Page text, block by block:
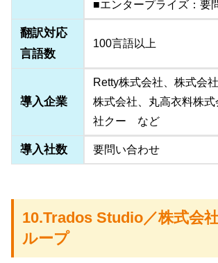
■エンタープライズ：要
翻訳対応
言語数
100言語以上
導入企業
Retty株式会社、株式会
株式会社、丸高衣料株
社クー など
導入社数 要問い合わせ
10.Trados Studio／株式会
ループ